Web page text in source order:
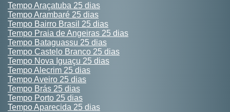
Tempo Araçatuba 25 dias
Tempo Arambaré 25 dias
Tempo Bairro Brasil 25 dias
Tempo Praia de Angeiras 25 dias
Tempo Bataguassu 25 dias
Tempo Castelo Branco 25 dias
Tempo Nova Iguaçu 25 dias
Tempo Alecrim 25 dias
Tempo Aveiro 25 dias
Tempo Brás 25 dias
Tempo Porto 25 dias
Tempo Aparecida 25 dias